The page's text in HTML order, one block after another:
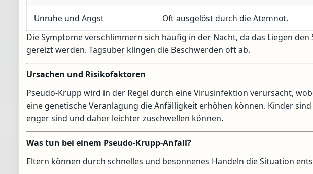
Unruhe und Angst
Oft ausgelöst durch die Atemnot.
Die Symptome verschlimmern sich häufig in der Nacht, da das Liegen
gereizt werden. Tagsüber klingen die Beschwerden oft ab.
Ursachen und Risikofaktoren
Pseudo-Krupp wird in der Regel durch eine Virusinfektion verursacht,
eine genetische Veranlagung die Anfälligkeit erhöhen können. Kinder
enger sind und daher leichter zuschwellen können.
Was tun bei einem Pseudo-Krupp-Anfall?
Eltern können durch schnelles und besonnenes Handeln die Situation